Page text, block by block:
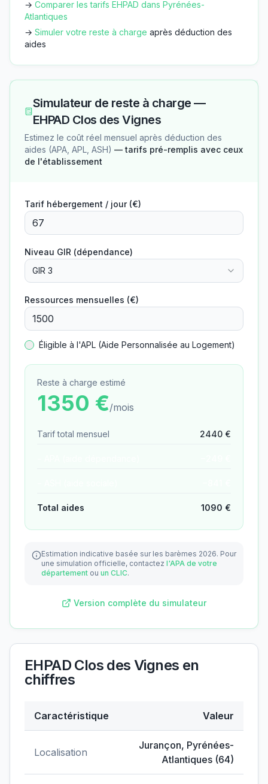
→ Comparer les tarifs EHPAD dans Pyrénées-
Atlantiques
→ Simuler votre reste à charge après déduction des
aides
Simulateur de reste à charge —
EHPAD Clos des Vignes
Estimez le coût réel mensuel après déduction des
aides (APA, APL, ASH) — tarifs pré-remplis avec ceux
de l'établissement
Tarif hébergement / jour (€)
Niveau GIR (dépendance)
GIR 3
Ressources mensuelles (€)
Éligible à l'APL (Aide Personnalisée au Logement)
Reste à charge estimé
1350 €/mois
Tarif total mensuel 2440 €
Total aides 1090 €
Estimation indicative basée sur les barèmes 2026. Pour
une simulation officielle, contactez l'APA de votre
département ou un CLIC.
Version complète du simulateur
EHPAD Clos des Vignes en
chiffres
Caractéristique Valeur
Localisation
Jurançon, Pyrénées-
Atlantiques (64)